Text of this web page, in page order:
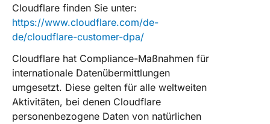
Cloudflare finden Sie unter:
https://www.cloudflare.com/de-
de/cloudflare-customer-dpa/
Cloudflare hat Compliance-Maßnahmen für
internationale Datenübermittlungen
umgesetzt. Diese gelten für alle weltweiten
Aktivitäten, bei denen Cloudflare
personenbezogene Daten von natürlichen